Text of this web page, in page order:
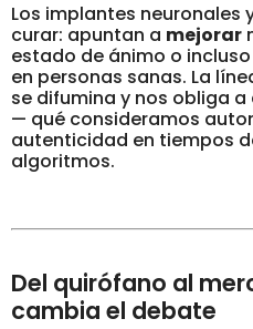
Los implantes neuronales
curar: apuntan a mejorar
estado de ánimo o
en personas sanas. La
se difumina y nos obliga
— qué consideramos
autenticidad en tiempos
algoritmos.
Del quirófano al
cambia el debate